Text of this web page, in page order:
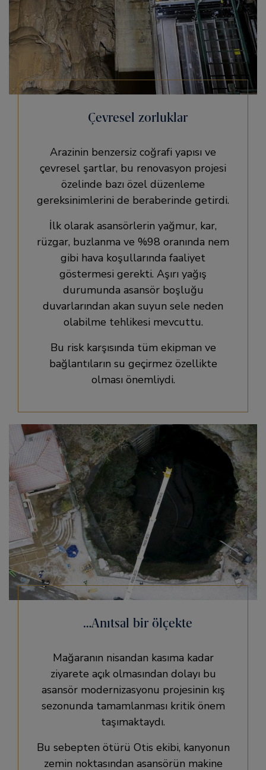
Çevresel zorluklar
Arazinin benzersiz coğrafi yapısı ve
çevresel şartlar, bu renovasyon projesi
özelinde bazı özel düzenleme
gereksinimlerini de beraberinde getirdi.
İlk olarak asansörlerin yağmur, kar,
rüzgar, buzlanma ve %98 oranında nem
gibi hava koşullarında faaliyet
göstermesi gerekti. Aşırı yağış
durumunda asansör boşluğu
duvarlarından akan suyun sele neden
olabilme tehlikesi mevcuttu.
Bu risk karşısında tüm ekipman ve
bağlantıların su geçirmez özellikte
olması önemliydi.
…Anıtsal bir ölçekte
Mağaranın nisandan kasıma kadar
ziyarete açık olmasından dolayı bu
asansör modernizasyonu projesinin kış
sezonunda tamamlanması kritik önem
taşımaktaydı.
Bu sebepten ötürü Otis ekibi, kanyonun
zemin noktasından asansörün makine